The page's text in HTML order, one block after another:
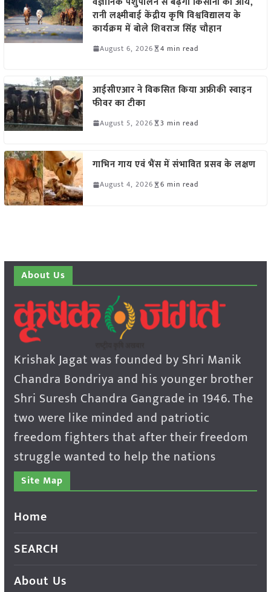
रानी लक्ष्मीबाई केंद्रीय कृषि विश्वविद्यालय के
कार्यक्रम में बोले शिवराज सिंह चौहान
August 6, 2026 4 min read
आईसीएआर ने विकसित किया अफ्रीकी स्वाइन
फीवर का टीका
August 5, 2026 3 min read
गाभिन गाय एवं भैंस में संभावित प्रसव के लक्षण
August 4, 2026 6 min read
About Us
Krishak Jagat was founded by Shri Manik
Chandra Bondriya and his younger brother
Shri Suresh Chandra Gangrade in 1946. The
two were like minded and patriotic
freedom fighters that after their freedom
struggle wanted to help the nations
Site Map
Home
SEARCH
About Us